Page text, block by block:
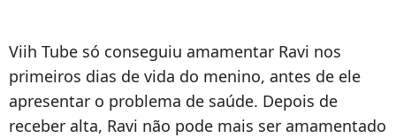
Viih Tube só conseguiu amamentar Ravi nos
primeiros dias de vida do menino, antes de ele
apresentar o problema de saúde. Depois de
receber alta, Ravi não pode mais ser amamentado